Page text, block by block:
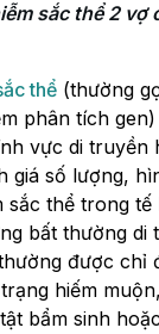
sắc thể 2 vợ
thể (thường
phân tích
vực di truyền
giá số lượng,
sắc thể trong
bất thường di
được chỉ
hiếm
bẩm sinh